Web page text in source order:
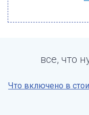
все, что
Что включено в